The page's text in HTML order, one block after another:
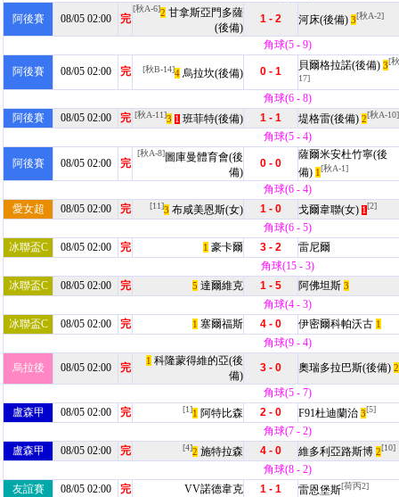
阿後賽 08/05 02:00 完
[秋A-6]2 甘拿斯亞門多薩
(後備)
1 - 2 河床(後備) 3[秋A-2]
角球(5 - 9)
阿後賽 08/05 02:00 完 [秋B-14]4 烏拉坎(後備) 0 - 1 貝爾格拉諾(後備) 3[
17]
角球(6 - 8)
阿後賽
08/05 02:00 完 [秋A-11]3 1 班菲特(後備) 1 - 1 堤格雷(後備) 2[秋A-10]
角球(5 - 4)
阿後賽 08/05 02:00 完
[秋A-8]圖庫曼體育會(後
備)
0 - 0
薩爾米安杜竹寧(後
備) 1[秋A-1]
角球(6 - 4)
愛女超
08/05 02:00 完 [11]3 布咸美恩斯(女) 1 - 0 戈爾韋聯(女) 1 [2]
角球(6 - 5)
冰聯盃C
08/05 02:00 完 1 豪卡爾 3 - 2
雷尼爾
角球(15 - 3)
冰聯盃C
08/05 02:00 完 5 達爾維克 1 - 5 阿佛坦斯 3
角球(4 - 3)
冰聯盃C
08/05 02:00 完 1 塞爾福斯 4 - 0 伊密爾科帕沃古 1
角球(9 - 4)
烏拉後
08/05 02:00 完
1 科隆蒙得維的亞(後
備)
3 - 0 奧瑞多拉巴斯(後備) 2
角球(5 - 7)
盧森甲
08/05 02:00 完 [1]1 阿特比森 2 - 0 F91杜迪蘭治 3[5]
角球(7 - 2)
盧森甲
08/05 02:00 完 [4]2 施特拉森 4 - 0 維多利亞路斯博 2[10]
角球(8 - 2)
友誼賽
08/05 02:00 完 VV諾德韋克 1 - 1 雷恩堡斯[荷丙2]